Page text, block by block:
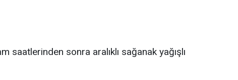
saatlerinden sonra aralıklı sağanak yağışlı